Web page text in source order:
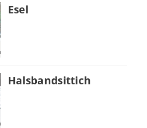
Esel
Halsbandsittich